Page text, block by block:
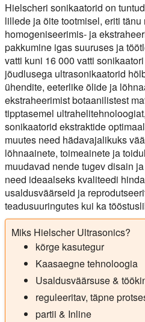
Hielscheri sonikaatorid on
lillede ja õite tootmisel, eriti
homogeniseerimis- ja
pakkumine igas suuruses ja
vatti kuni 16 000 vatti
jõudlusega ultrasonikaatorid
ühendite, eeterlike õlide ja
ekstraheerimist botaanilistest
tipptasemel
sonikaatorid ekstraktide
muutes need hädavajalikuks
lõhnaainete, toimeainete ja
muudavad nende tugev disain
need ideaalseks kvaliteedi
usaldusväärseid ja
teadusuuringutes kui ka
Miks Hielscher Ultrasonics?
kõrge kasutegur
Kaasaegne tehnoloogia
Usaldusväärsuse &
reguleeritav, täpne
partii & Inline